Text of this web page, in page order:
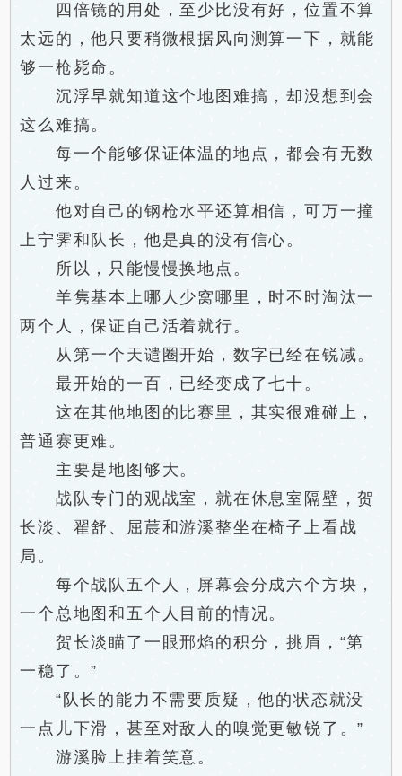
四倍镜的用处，至少比没有好，位置不算
太远的，他只要稍微根据风向测算一下，就能
够一枪毙命。
沉浮早就知道这个地图难搞，却没想到会
这么难搞。
每一个能够保证体温的地点，都会有无数
人过来。
他对自己的钢枪水平还算相信，可万一撞
上宁霁和队长，他是真的没有信心。
所以，只能慢慢换地点。
羊隽基本上哪人少窝哪里，时不时淘汰一
两个人，保证自己活着就行。
从第一个天谴圈开始，数字已经在锐减。
最开始的一百，已经变成了七十。
这在其他地图的比赛里，其实很难碰上，
普通赛更难。
主要是地图够大。
战队专门的观战室，就在休息室隔壁，贺
长淡、翟舒、屈莀和游溪整坐在椅子上看战
局。
每个战队五个人，屏幕会分成六个方块，
一个总地图和五个人目前的情况。
贺长淡瞄了一眼邢焰的积分，挑眉，“第
一稳了。”
“队长的能力不需要质疑，他的状态就没
一点儿下滑，甚至对敌人的嗅觉更敏锐了。”
游溪脸上挂着笑意。